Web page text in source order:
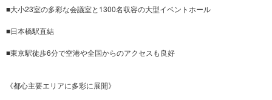
■大小23室の多彩な会議室と1300名収容の大型イベントホール
■日本橋駅直結
■東京駅徒歩6分で空港や全国からのアクセスも良好
《都心主要エリアに多彩に展開》